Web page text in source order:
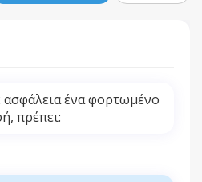
ασφάλεια ένα φορτωμένο
πρέπει: